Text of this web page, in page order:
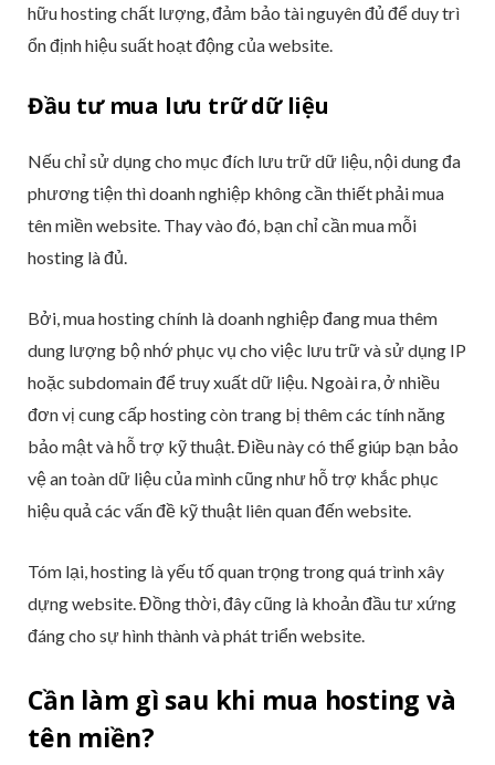
hữu hosting chất lượng, đảm bảo tài nguyên đủ để duy trì
ổn định hiệu suất hoạt động của website.
Đầu tư mua lưu trữ dữ liệu
Nếu chỉ sử dụng cho mục đích lưu trữ dữ liệu, nội dung đa
phương tiện thì doanh nghiệp không cần thiết phải mua
tên miền website. Thay vào đó, bạn chỉ cần mua mỗi
hosting là đủ.
Bởi, mua hosting chính là doanh nghiệp đang mua thêm
dung lượng bộ nhớ phục vụ cho việc lưu trữ và sử dụng IP
hoặc subdomain để truy xuất dữ liệu. Ngoài ra, ở nhiều
đơn vị cung cấp hosting còn trang bị thêm các tính năng
bảo mật và hỗ trợ kỹ thuật. Điều này có thể giúp bạn bảo
vệ an toàn dữ liệu của mình cũng như hỗ trợ khắc phục
hiệu quả các vấn đề kỹ thuật liên quan đến website.
Tóm lại, hosting là yếu tố quan trọng trong quá trình xây
dựng website. Đồng thời, đây cũng là khoản đầu tư xứng
đáng cho sự hình thành và phát triển website.
Cần làm gì sau khi mua hosting và
tên miền?